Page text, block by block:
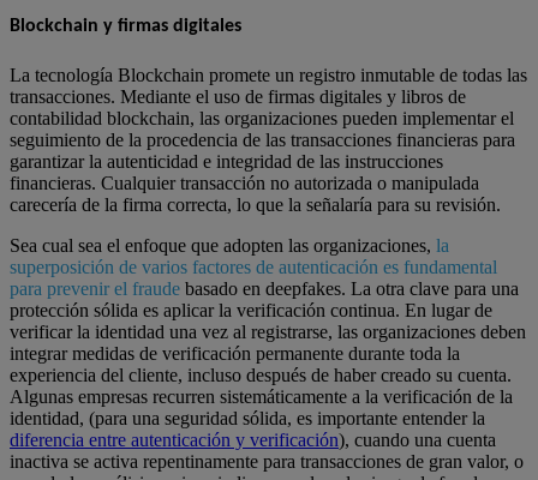
Blockchain y firmas digitales
La tecnología Blockchain promete un registro inmutable de todas las
transacciones. Mediante el uso de firmas digitales y libros de
contabilidad blockchain, las organizaciones pueden implementar el
seguimiento de la procedencia de las transacciones financieras para
garantizar la autenticidad e integridad de las instrucciones
financieras. Cualquier transacción no autorizada o manipulada
carecería de la firma correcta, lo que la señalaría para su revisión.
Sea cual sea el enfoque que adopten las organizaciones, la
superposición de varios factores de autenticación es fundamental
para prevenir el fraude basado en deepfakes. La otra clave para una
protección sólida es aplicar la verificación continua. En lugar de
verificar la identidad una vez al registrarse, las organizaciones deben
integrar medidas de verificación permanente durante toda la
experiencia del cliente, incluso después de haber creado su cuenta.
Algunas empresas recurren sistemáticamente a la verificación de la
identidad, (para una seguridad sólida, es importante entender la
diferencia entre autenticación y verificación), cuando una cuenta
inactiva se activa repentinamente para transacciones de gran valor, o